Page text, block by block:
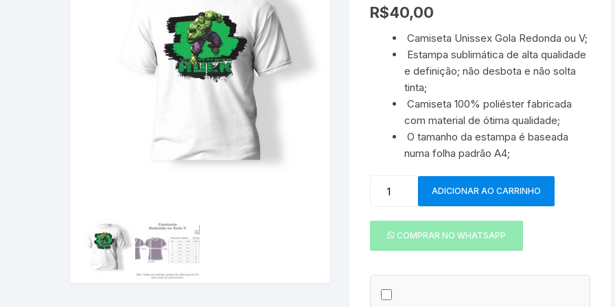
Body Papai
Caneca Super Heróis
R$40,00
Camiseta Unissex Gola Redonda ou V;
Estampa sublimática de alta qualidade
e definição; não desbota e não solta
tinta;
Camiseta 100% poliéster fabricada
com material de ótima qualidade;
O tamanho da estampa é baseada
numa folha padrão A4;
Hulk
002
quantidade
ADICIONAR AO CARRINHO
COMPRAR NO WHATSAPP